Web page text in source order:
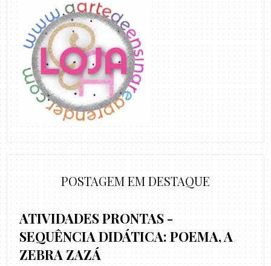
POSTAGEM EM DESTAQUE
ATIVIDADES PRONTAS -
SEQUÊNCIA DIDÁTICA: POEMA, A
ZEBRA ZAZÁ